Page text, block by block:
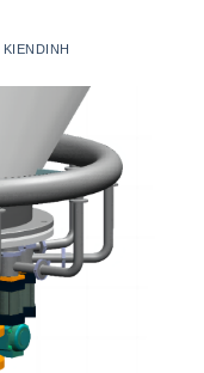
KIENDINH